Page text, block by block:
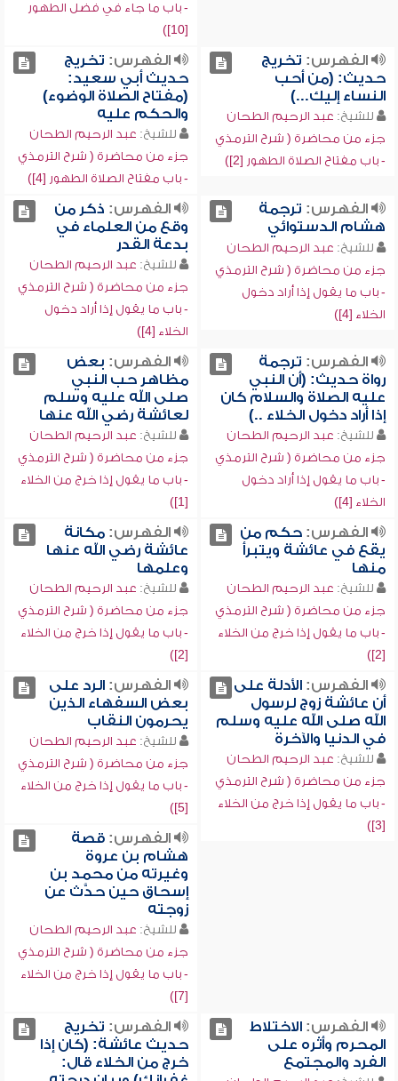
- باب ما جاء في فضل الطهور
[10])
الفهرس: تخريج
حديث: (من أحب
النساء إليك...)
للشيخ: عبد الرحيم الطحان
جزء من محاضرة ( شرح الترمذي
- باب مفتاح الصلاة الطهور [2])
الفهرس: تخريج
حديث أبي سعيد:
(مفتاح الصلاة الوضوء)
والحكم عليه
للشيخ: عبد الرحيم الطحان
جزء من محاضرة ( شرح الترمذي
- باب مفتاح الصلاة الطهور [4])
الفهرس: ترجمة
هشام الدستوائي
للشيخ: عبد الرحيم الطحان
جزء من محاضرة ( شرح الترمذي
- باب ما يقول إذا أراد دخول
الخلاء [4])
الفهرس: ذكر من
وقع من العلماء في
بدعة القدر
للشيخ: عبد الرحيم الطحان
جزء من محاضرة ( شرح الترمذي
- باب ما يقول إذا أراد دخول
الخلاء [4])
الفهرس: ترجمة
رواة حديث: (أن النبي
عليه الصلاة والسلام كان
إذا أراد دخول الخلاء ..)
للشيخ: عبد الرحيم الطحان
جزء من محاضرة ( شرح الترمذي
- باب ما يقول إذا أراد دخول
الخلاء [4])
الفهرس: بعض
مظاهر حب النبي
صلى الله عليه وسلم
لعائشة رضي الله عنها
للشيخ: عبد الرحيم الطحان
جزء من محاضرة ( شرح الترمذي
- باب ما يقول إذا خرج من الخلاء
[1])
الفهرس:حكم من
يقع في عائشة ويتبرأ
منها
للشيخ: عبد الرحيم الطحان
جزء من محاضرة ( شرح الترمذي
- باب ما يقول إذا خرج من الخلاء
[2])
الفهرس:مكانة
عائشة رضي الله عنها
وعلمها
للشيخ: عبد الرحيم الطحان
جزء من محاضرة ( شرح الترمذي
- باب ما يقول إذا خرج من الخلاء
[2])
الفهرس:الأدلة على
أن عائشة زوج لرسول
الله صلى الله عليه وسلم
في الدنيا والآخرة
للشيخ: عبد الرحيم الطحان
جزء من محاضرة ( شرح الترمذي
- باب ما يقول إذا خرج من الخلاء
[3])
الفهرس:الرد على
بعض السفهاء الذين
يحرمون النقاب
للشيخ: عبد الرحيم الطحان
جزء من محاضرة ( شرح الترمذي
- باب ما يقول إذا خرج من الخلاء
[5])
الفهرس:قصة
هشام بن عروة
وغيرته من محمد بن
إسحاق حين حدَّث عن
زوجته
للشيخ: عبد الرحيم الطحان
جزء من محاضرة ( شرح الترمذي
- باب ما يقول إذا خرج من الخلاء
[7])
الفهرس:الاختلاط
المحرم وأثره على
الفرد والمجتمع
الفهرس: تخريج
حديث عائشة: (كان إذا
خرج من الخلاء قال: